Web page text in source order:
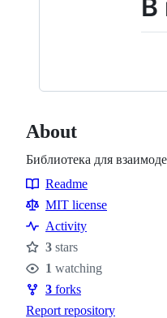
В
About
Библиотека для
Resources
Readme
MIT license
Activity
Stars
3 stars
Watchers
1 watching
Forks
3 forks
Report repository